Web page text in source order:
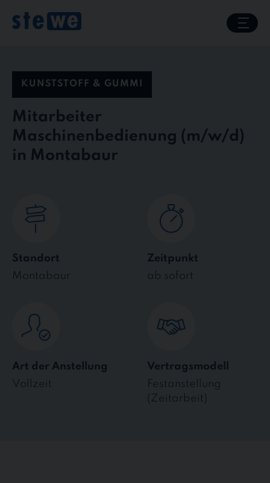
content
KUNSTSTOFF & GUMMI
Mitarbeiter
Maschinenbedienung
in Montabaur
Standort
Montabaur
Zeitpunkt
ab sofort
Art der Anstellung
Vollzeit
Vertragsmodell
Festanstellung
(Zeitarbeit)